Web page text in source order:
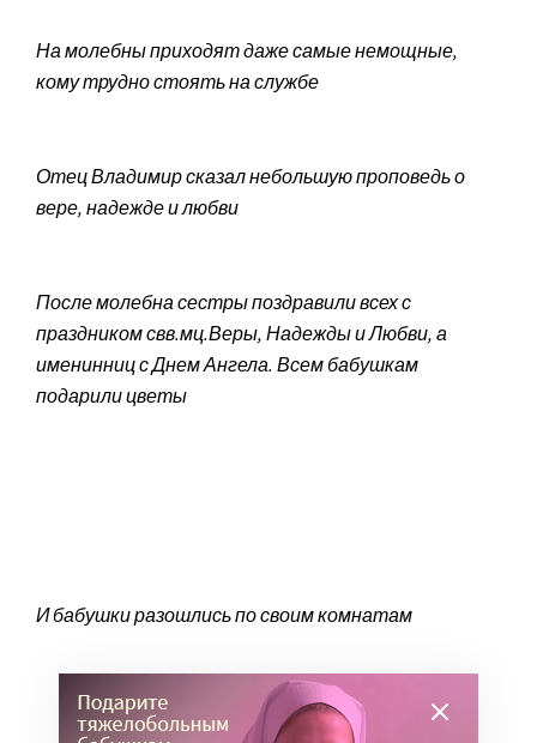
На молебны приходят даже самые немощные,
кому трудно стоять на службе
Отец Владимир сказал небольшую проповедь о
вере, надежде и любви
После молебна сестры поздравили всех с
праздником свв.мц.Веры, Надежды и Любви, а
именинниц с Днем Ангела. Всем бабушкам
подарили цветы
И бабушки разошлись по своим комнатам